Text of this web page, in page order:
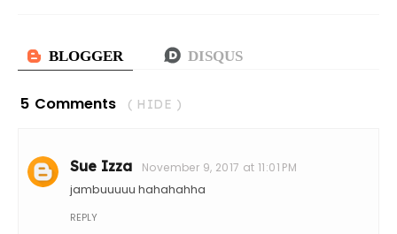
5 Comments ( HIDE )
Sue Izza November 9, 2017 at 11:01 PM
jambuuuuu hahahahha
REPLY